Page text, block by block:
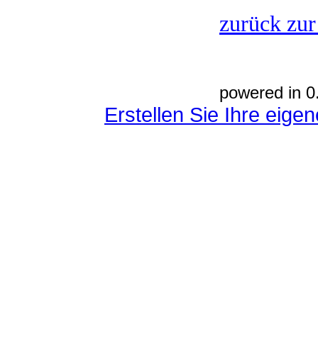
zurück
powered in
Erstellen Sie Ihre